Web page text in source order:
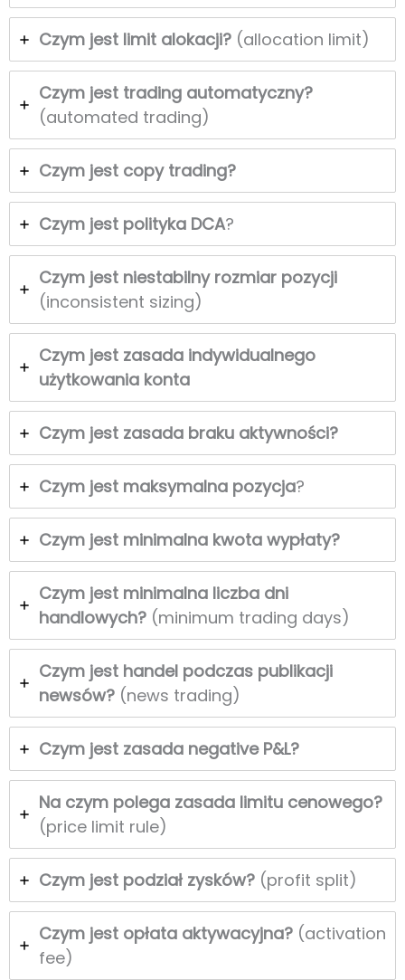
Czym jest limit alokacji? (allocation limit)
Czym jest trading automatyczny?
(automated trading)
Czym jest copy trading?
Czym jest polityka DCA?
Czym jest niestabilny rozmiar pozycji
(inconsistent sizing)
Czym jest zasada indywidualnego
użytkowania konta
Czym jest zasada braku aktywności?
Czym jest maksymalna pozycja?
Czym jest minimalna kwota wypłaty?
Czym jest minimalna liczba dni
handlowych? (minimum trading days)
Czym jest handel podczas publikacji
newsów? (news trading)
Czym jest zasada negative P&L?
Na czym polega zasada limitu cenowego?
(price limit rule)
Czym jest podział zysków? (profit split)
Czym jest opłata aktywacyjna? (activation
fee)